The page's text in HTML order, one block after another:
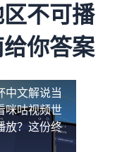
不可播
你答案
中文解说当
咪咕视频世
放？这份终